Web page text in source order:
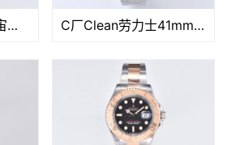
C厂Clean劳力士宇宙计型迪通拿m116505-0013玫金迪「4130机芯」 C厂Clean劳力士41mm蚝式恒动m124300-0008泡泡面「3230机芯」